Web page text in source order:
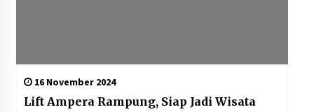
16 November 2024
Lift Ampera Rampung, Siap Jadi Wisata